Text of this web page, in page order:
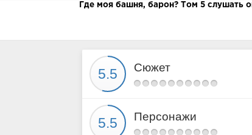
Глава 14Где моя башня, барон? Том 5 слушать
Сюжет
Персонажи